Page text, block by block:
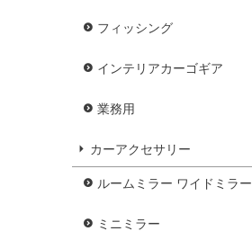
フィッシング
インテリアカーゴギア
業務用
カーアクセサリー
ルームミラー ワイドミラー
ミニミラー